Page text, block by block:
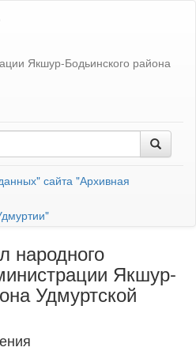
Якшур-Бодьинского района
сайта "Архивная
Якшур-
Удмуртской